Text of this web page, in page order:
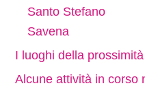
Santo Stefano
Savena
I luoghi della prossimità
Alcune attività in corso